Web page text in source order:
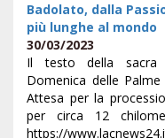
Badolato, dalla
più lunghe al mondo
30/03/2023
Il testo della sacra
Domenica delle
Attesa per la
per circa 12
https://